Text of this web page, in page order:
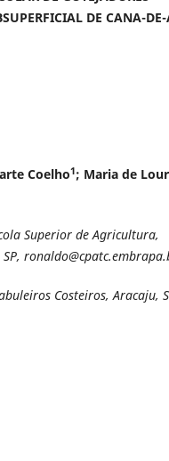
DE CANA-
Coelho1; Maria de
Superior de Agricultura,
Costeiros, Aracaju,